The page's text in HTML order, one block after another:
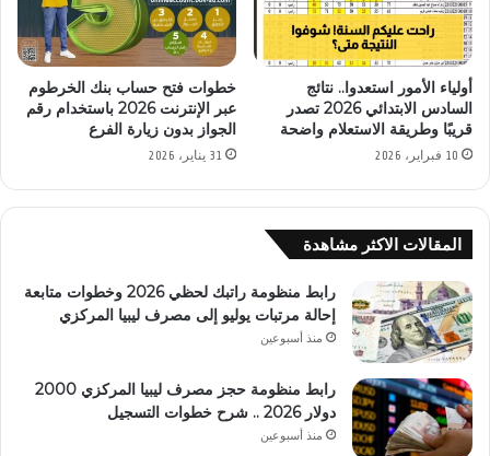
أولياء الأمور استعدوا.. نتائج
السادس الابتدائي 2026 تصدر
قريبًا وطريقة الاستعلام واضحة
10 فبراير، 2026
خطوات فتح حساب بنك الخرطوم
عبر الإنترنت 2026 باستخدام رقم
الجواز بدون زيارة الفرع
31 يناير، 2026
المقالات الاكثر مشاهدة
رابط منظومة راتبك لحظي 2026 وخطوات متابعة
إحالة مرتبات يوليو إلى مصرف ليبيا المركزي
منذ أسبوعين
رابط منظومة حجز مصرف ليبيا المركزي 2000
دولار 2026 .. شرح خطوات التسجيل
منذ أسبوعين